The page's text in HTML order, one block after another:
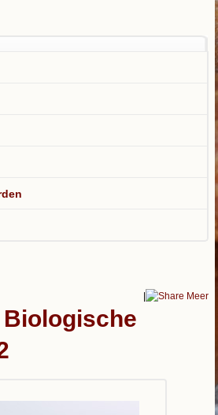
Meer